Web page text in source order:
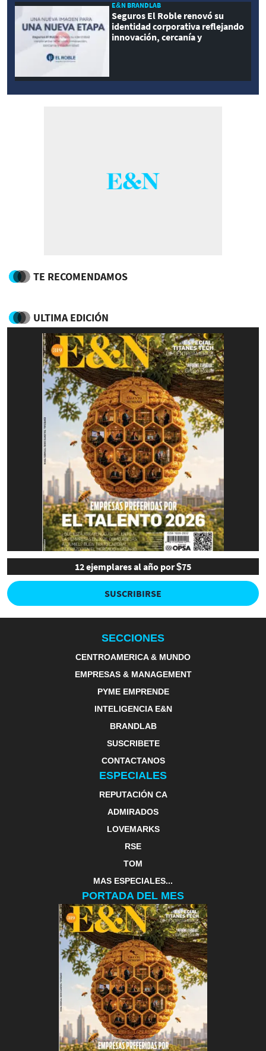
E&N BRANDLAB
Seguros El Roble renovó su
identidad corporativa reflejando
innovación, cercanía y
TE RECOMENDAMOS
ULTIMA EDICIÓN
12 ejemplares al año por $75
SUSCRIBIRSE
SECCIONES
CENTROAMERICA & MUNDO
EMPRESAS & MANAGEMENT
PYME EMPRENDE
INTELIGENCIA E&N
BRANDLAB
SUSCRIBETE
CONTACTANOS
ESPECIALES
REPUTACIÓN CA
ADMIRADOS
LOVEMARKS
RSE
TOM
MAS ESPECIALES...
PORTADA DEL MES